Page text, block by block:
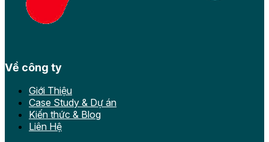
Về công ty
Giới Thiệu
Case Study & Dự án
Kiến thức & Blog
Liên Hệ